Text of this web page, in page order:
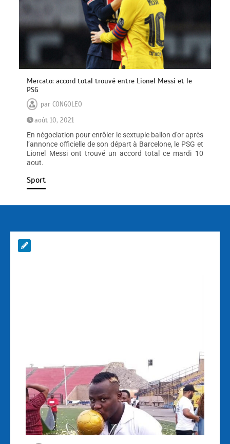
Mercato: accord total trouvé entre Lionel Messi et le
PSG
parCONGOLEO
août 10, 2021
En négociation pour enrôler le sextuple ballon d’or après
l’annonce officielle de son départ à Barcelone, le PSG et
Lionel Messi ont trouvé un accord total ce mardi 10
aout.
Sport